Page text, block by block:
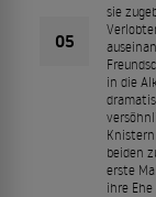
05
sie
in die
beiden
erste
ihre